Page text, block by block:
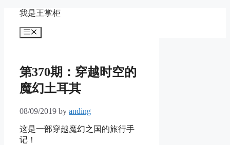
content
我是王掌柜
Menu
第370期：穿越时空的
魔幻土耳其
08/09/2019 by anding
这是一部穿越魔幻之国的旅行手
记！